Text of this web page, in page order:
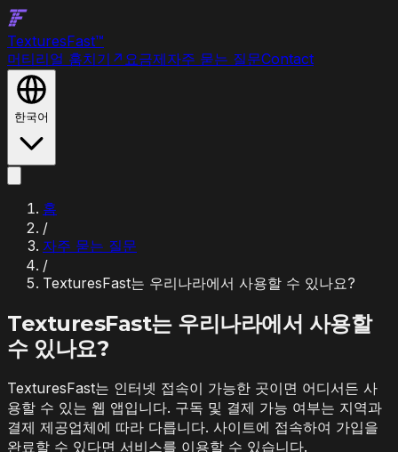
TexturesFast™
머티리얼 훔치기 ↗ 요금제자주 묻는 질문Contact
한국어
홈
/
자주 묻는 질문
/
TexturesFast는 우리나라에서 사용할 수 있나요?
TexturesFast는 우리나라에서 사용할
수 있나요?
TexturesFast는 인터넷 접속이 가능한 곳이면 어디서든 사
용할 수 있는 웹 앱입니다. 구독 및 결제 가능 여부는 지역과
결제 제공업체에 따라 다릅니다. 사이트에 접속하여 가입을
완료할 수 있다면 서비스를 이용할 수 있습니다.